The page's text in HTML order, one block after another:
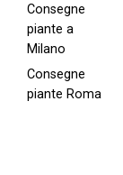
Consegne
piante a
Milano
Consegne
piante Roma